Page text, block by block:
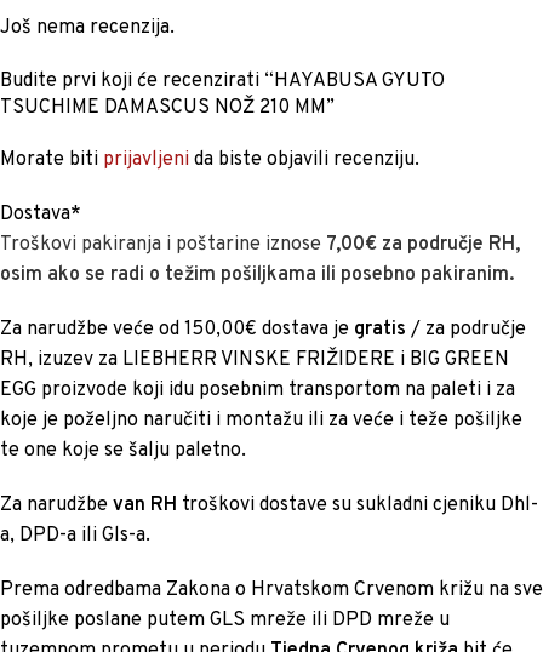
Još nema recenzija.
Budite prvi koji će recenzirati “HAYABUSA GYUTO
TSUCHIME DAMASCUS NOŽ 210 MM”
Morate biti prijavljeni da biste objavili recenziju.
Dostava*
Troškovi pakiranja i poštarine iznose 7,00€ za područje RH,
osim ako se radi o težim pošiljkama ili posebno pakiranim.
Za narudžbe veće od 150,00€ dostava je gratis / za područje
RH, izuzev za LIEBHERR VINSKE FRIŽIDERE i BIG GREEN
EGG proizvode koji idu posebnim transportom na paleti i za
koje je poželjno naručiti i montažu ili za veće i teže pošiljke
te one koje se šalju paletno.
Za narudžbe van RH troškovi dostave su sukladni cjeniku Dhl-
a, DPD-a ili Gls-a.
Prema odredbama Zakona o Hrvatskom Crvenom križu na sve
pošiljke poslane putem GLS mreže ili DPD mreže u